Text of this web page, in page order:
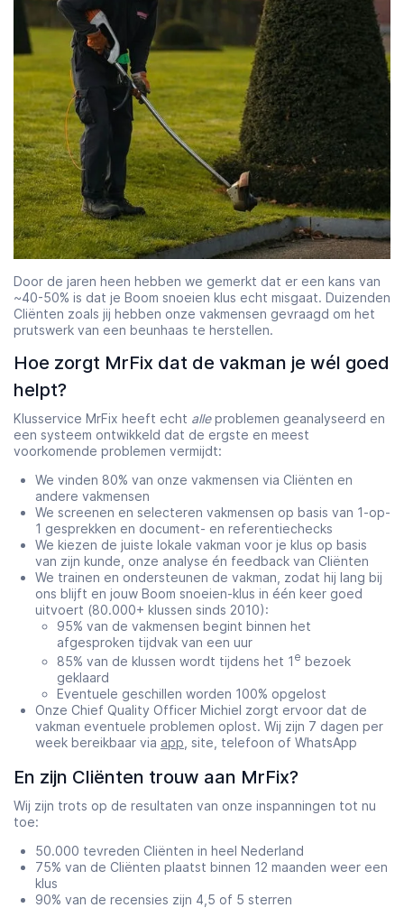
Door de jaren heen hebben we gemerkt dat er een kans van
~40-50% is dat je Boom snoeien klus echt misgaat. Duizenden
Cliënten zoals jij hebben onze vakmensen gevraagd om het
prutswerk van een beunhaas te herstellen.
Hoe zorgt MrFix dat de vakman je wél goed
helpt?
Klusservice MrFix heeft echt alleproblemen geanalyseerd en
een systeem ontwikkeld dat de ergste en meest
voorkomende problemen vermijdt:
We vinden 80% van onze vakmensen via Cliënten en
andere vakmensen
We screenen en selecteren vakmensen op basis van 1-op-
1 gesprekken en document- en referentiechecks
We kiezen de juiste lokale vakman voor je klus op basis
van zijn kunde, onze analyse én feedback van Cliënten
We trainen en ondersteunen de vakman, zodat hij lang bij
ons blijft en jouw Boom snoeien-klus in één keer goed
uitvoert (80.000+ klussen sinds 2010):
95% van de vakmensen begint binnen het
afgesproken tijdvak van een uur
85% van de klussen wordt tijdens het 1 e bezoek
geklaard
Eventuele geschillen worden 100% opgelost
Onze Chief Quality Officer Michiel zorgt ervoor dat de
vakman eventuele problemen oplost. Wij zijn 7 dagen per
week bereikbaar via app , site, telefoon of WhatsApp
En zijn Cliënten trouw aan MrFix?
Wij zijn trots op de resultaten van onze inspanningen tot nu
toe:
50.000 tevreden Cliënten in heel Nederland
75% van de Cliënten plaatst binnen 12 maanden weer een
klus
90% van de recensies zijn 4,5 of 5 sterren